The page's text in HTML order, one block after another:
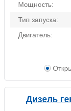
Мощность:
Тип запуска:
Двигатель:
Дизель